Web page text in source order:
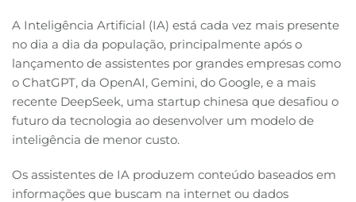
A Inteligência Artificial (IA) está cada vez mais presente
no dia a dia da população, principalmente após o
lançamento de assistentes por grandes empresas como
o ChatGPT, da OpenAI, Gemini, do Google, e a mais
recente DeepSeek, uma startup chinesa que desafiou o
futuro da tecnologia ao desenvolver um modelo de
inteligência de menor custo.
Os assistentes de IA produzem conteúdo baseados em
informações que buscam na internet ou dados